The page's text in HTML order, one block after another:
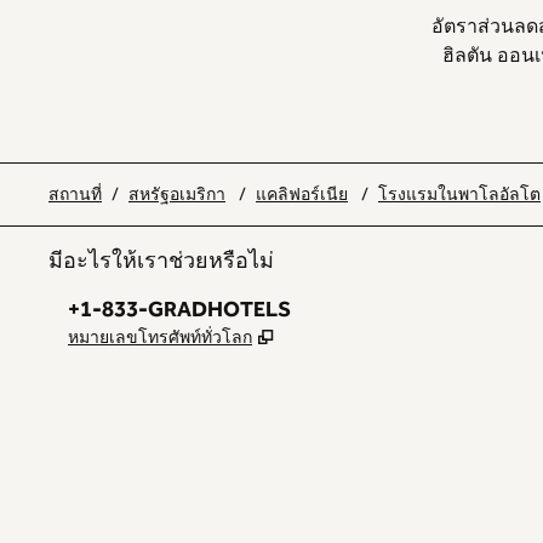
อัตราส่วนล
ฮิลตัน ออน
สถานที่ / สหรัฐอเมริกา / แคลิฟอร์เนีย / โรงแรมในพาโลอัลโต
มีอะไรให้เราช่วยหรือไม่
โทรศัพท์:
+1-833-GRADHOTELS
หมายเลขโทรศัพท์ทั่วโลก ,